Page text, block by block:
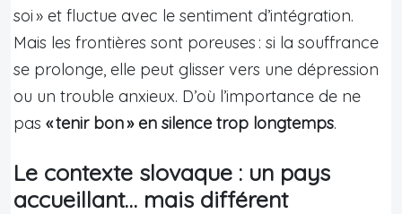
soi » et fluctue avec le sentiment d’intégration.
Mais les frontières sont poreuses : si la souffrance
se prolonge, elle peut glisser vers une dépression
ou un trouble anxieux. D’où l’importance de ne
pas « tenir bon » en silence trop longtemps.
Le contexte slovaque : un pays
accueillant… mais différent